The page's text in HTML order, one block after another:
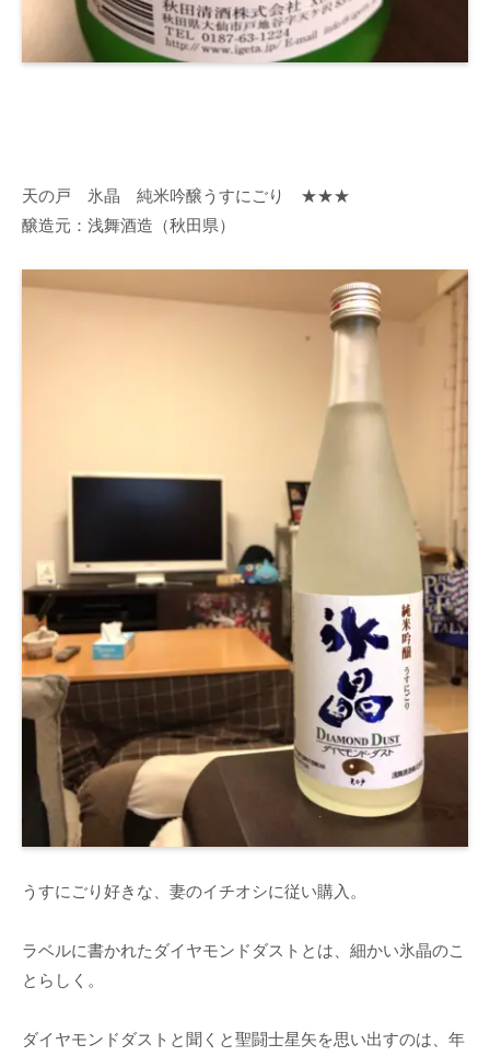
天の戸 氷晶 純米吟醸うすにごり ★★★
醸造元：浅舞酒造（秋田県）
うすにごり好きな、妻のイチオシに従い購入。
ラベルに書かれたダイヤモンドダストとは、細かい氷晶のこ
とらしく。
ダイヤモンドダストと聞くと聖闘士星矢を思い出すのは、年